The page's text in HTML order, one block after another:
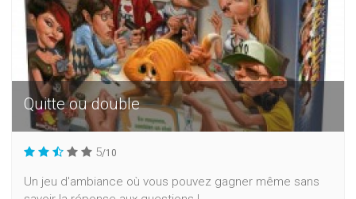
Quitte ou double
5/10
Un jeu d'ambiance où vous pouvez gagner même sans